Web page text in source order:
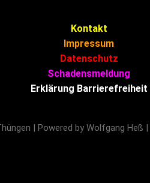
Kontakt
Impressum
Datenschutz
Schadensmeldung
Erklärung Barrierefreiheit
| Powered by Wolfgang Heß